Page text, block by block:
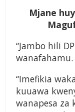
Mjane
“Jambo hili
wanafahamu.
“Imefikia
kuuawa
wanapesa za